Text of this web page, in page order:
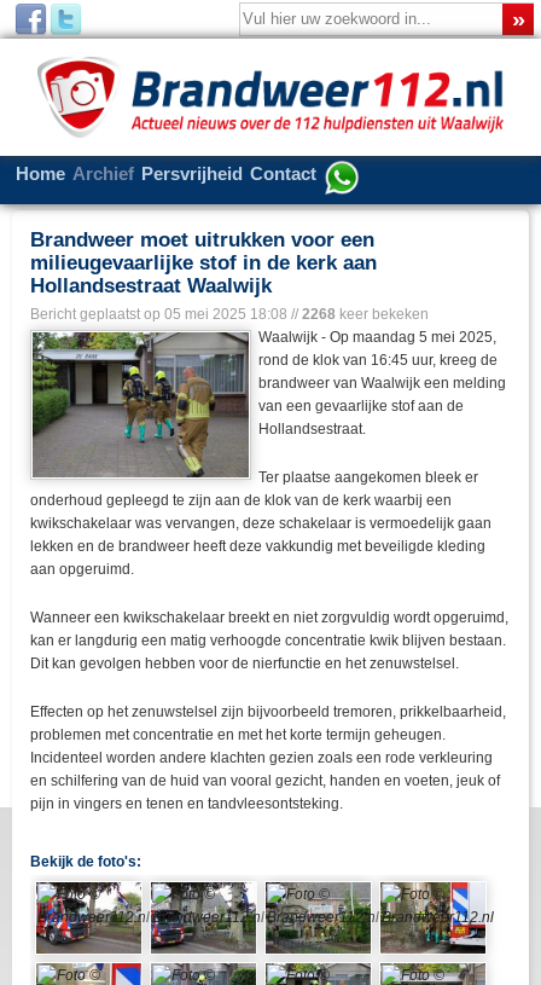
Home Archief Persvrijheid Contact
Brandweer moet uitrukken voor een
milieugevaarlijke stof in de kerk aan
Hollandsestraat Waalwijk
Bericht geplaatst op 05 mei 2025 18:08 // 2268 keer bekeken
Waalwijk - Op maandag 5 mei 2025,
rond de klok van 16:45 uur, kreeg de
brandweer van Waalwijk een melding
van een gevaarlijke stof aan de
Hollandsestraat.
Ter plaatse aangekomen bleek er
onderhoud gepleegd te zijn aan de klok van de kerk waarbij een
kwikschakelaar was vervangen, deze schakelaar is vermoedelijk gaan
lekken en de brandweer heeft deze vakkundig met beveiligde kleding
aan opgeruimd.
Wanneer een kwikschakelaar breekt en niet zorgvuldig wordt opgeruimd,
kan er langdurig een matig verhoogde concentratie kwik blijven bestaan.
Dit kan gevolgen hebben voor de nierfunctie en het zenuwstelsel.
Effecten op het zenuwstelsel zijn bijvoorbeeld tremoren, prikkelbaarheid,
problemen met concentratie en met het korte termijn geheugen.
Incidenteel worden andere klachten gezien zoals een rode verkleuring
en schilfering van de huid van vooral gezicht, handen en voeten, jeuk of
pijn in vingers en tenen en tandvleesontsteking.
Bekijk de foto's: